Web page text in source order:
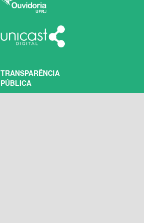
TRANSPARÊNCIA
PÚBLICA